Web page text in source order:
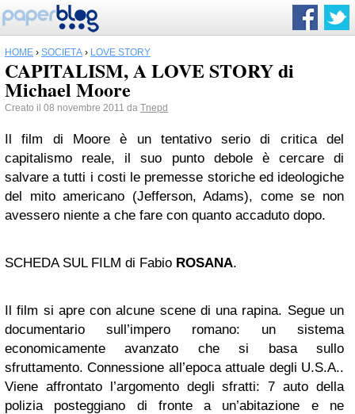
HOME › SOCIETÀ › LOVE STORY
CAPITALISM, A LOVE STORY di
Michael Moore
Creato il 08 novembre 2011 da Tnepd
Il film di Moore è un tentativo serio di critica del
capitalismo reale, il suo punto debole è cercare di
salvare a tutti i costi le premesse storiche ed ideologiche
del mito americano (Jefferson, Adams), come se non
avessero niente a che fare con quanto accaduto dopo.
SCHEDA SUL FILM di Fabio ROSANA.
Il film si apre con alcune scene di una rapina. Segue un
documentario sull’impero romano: un sistema
economicamente avanzato che si basa sullo
sfruttamento. Connessione all’epoca attuale degli U.S.A..
Viene affrontato l’argomento degli sfratti: 7 auto della
polizia posteggiano di fronte a un’abitazione e ne